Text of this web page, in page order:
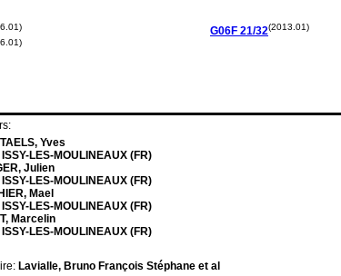
G06F 21/32(2013.01)
Yves
LES-MOULINEAUX (FR)
Julien
LES-MOULINEAUX (FR)
Mael
LES-MOULINEAUX (FR)
Marcelin
LES-MOULINEAUX (FR)
Lavialle, Bruno François Stéphane et al